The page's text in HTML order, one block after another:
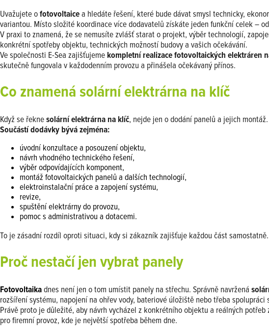
Uvažujete ofotovoltaicea hledáte řešení, které bude dávat smysl technicky,
variantou. Místo složité koordinace více dodavatelů získáte jeden funkční celek –
V praxi to znamená, že se nemusíte zvlášť starat o projekt, výběr technologií,
konkrétní spotřeby objektu, technických možností budovy a vašich očekávání.
Ve společnosti E-Sea zajišťujeme kompletní realizace fotovoltaických elektráren
skutečně fungovala v každodenním provozu a přinášela očekávaný přínos.
Co znamená solární elektrárna na klíč
Když se řeknesolární elektrárna na klíč, nejde jen o dodání panelů a jejich
Součástí dodávky bývá zejména:
úvodní konzultace a posouzení objektu,
návrh vhodného technického řešení,
výběr odpovídajících komponent,
montáž fotovoltaických panelů a dalších technologií,
elektroinstalační práce a zapojení systému,
revize,
spuštění elektrárny do provozu,
pomoc s administrativou a dotacemi.
To je zásadní rozdíl oproti situaci, kdy si zákazník zajišťuje každou část
Proč nestačí jen vybrat panely
Fotovoltaikadnes není jen o tom umístit panely na střechu. Správně navržená
rozšíření systému, napojení na ohřev vody, bateriové úložiště nebo třeba spolupráci
Právě proto je důležité, aby návrh vycházel z konkrétního objektu a reálných
pro firemní provoz, kde je největší spotřeba během dne.